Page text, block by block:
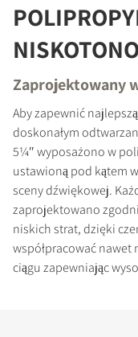
Zaprojektowany
Aby zapewnić
doskonałym
5¼″ wyposażono w
ustawioną pod kątem
sceny dźwiękowej.
zaprojektowano
niskich strat, dzięki
współpracować nawet
ciągu zapewniając